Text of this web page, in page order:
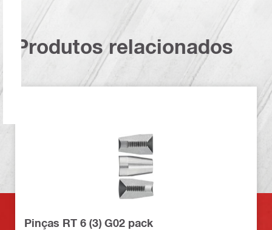
Produtos relacionados
Pinças RT 6 (3) G02 pack